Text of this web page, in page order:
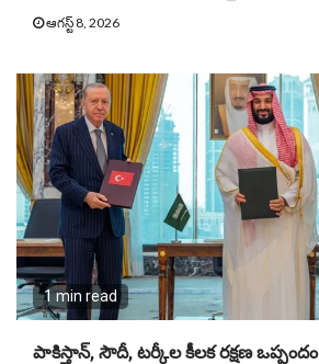
ఆగస్ట్ 8, 2026
1 min read
పాకిస్తాన్, సౌదీ, టర్కీల కీలక రక్షణ ఒప్పందం